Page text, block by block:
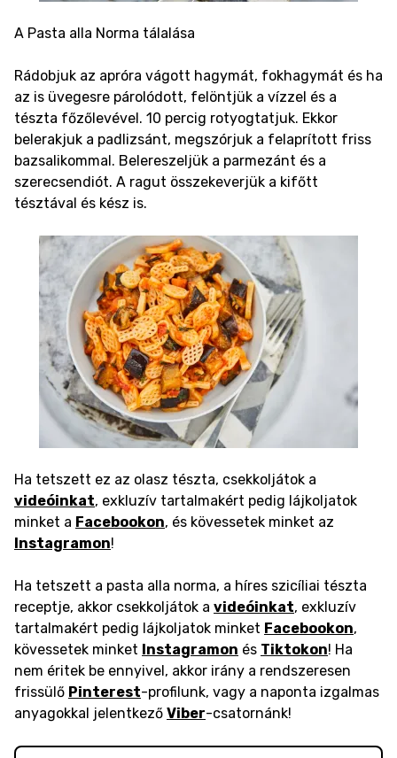
A Pasta alla Norma tálalása
Rádobjuk az apróra vágott hagymát, fokhagymát és ha
az is üvegesre párolódott, felöntjük a vízzel és a
tészta főzőlevével. 10 percig rotyogtatjuk. Ekkor
belerakjuk a padlizsánt, megszórjuk a felaprított friss
bazsalikommal. Belereszeljük a parmezánt és a
szerecsendiót. A ragut összekeverjük a kifőtt
tésztával és kész is.
Ha tetszett ez az olasz tészta, csekkoljátok a
videóinkat, exkluzív tartalmakért pedig lájkoljatok
minket a Facebookon, és kövessetek minket az
Instagramon!
Ha tetszett a pasta alla norma, a híres szicíliai tészta
receptje, akkor csekkoljátok a videóinkat, exkluzív
tartalmakért pedig lájkoljatok minket Facebookon,
kövessetek minket Instagramon és Tiktokon! Ha
nem éritek be ennyivel, akkor irány a rendszeresen
frissülő Pinterest-profilunk, vagy a naponta izgalmas
anyagokkal jelentkező Viber-csatornánk!